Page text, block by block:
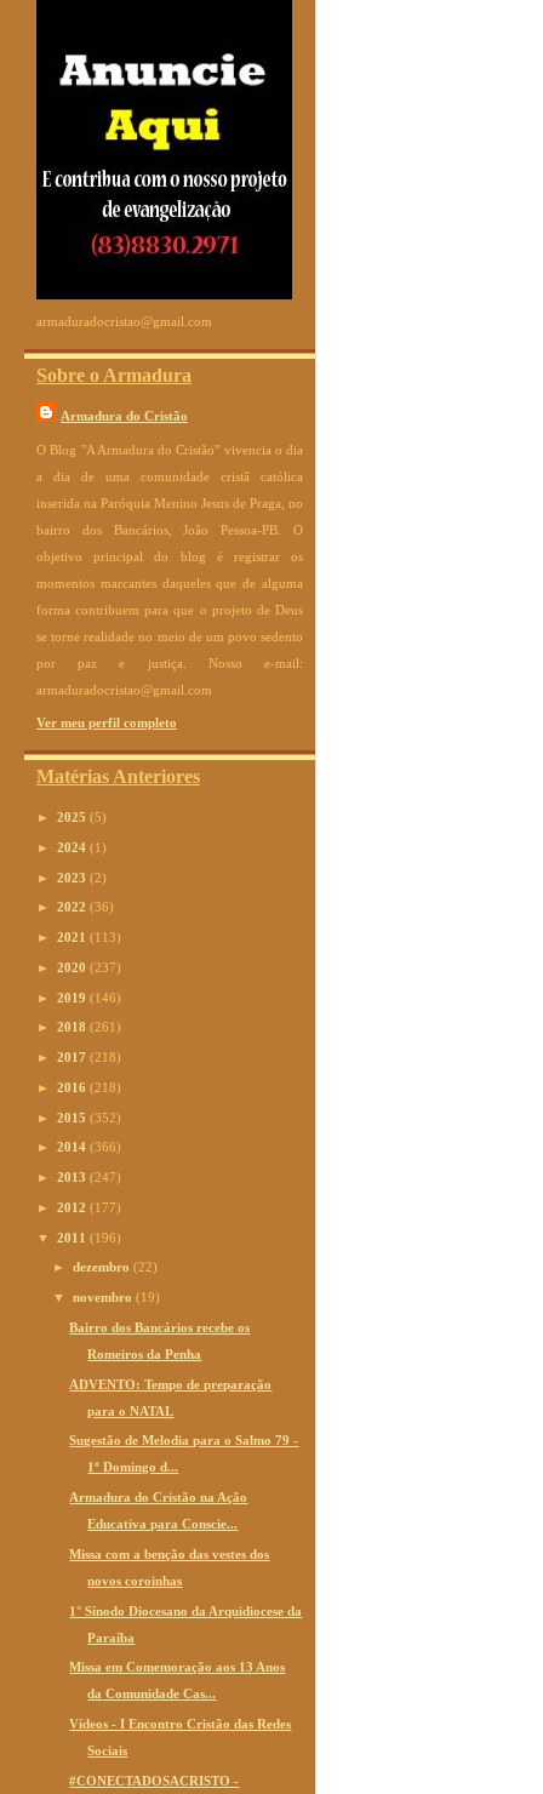
armaduradocristao@gmail.com
Sobre o Armadura
Armadura do Cristão
O Blog "A Armadura do Cristão" vivencia o dia
a dia de uma comunidade cristã católica
inserida na Paróquia Menino Jesus de Praga, no
bairro dos Bancários, João Pessoa-PB. O
objetivo principal do blog é registrar os
momentos marcantes daqueles que de alguma
forma contribuem para que o projeto de Deus
se torne realidade no meio de um povo sedento
por paz e justiça. Nosso e-mail:
armaduradocristao@gmail.com
Ver meu perfil completo
Matérias Anteriores
► 2025 (5)
► 2024 (1)
► 2023 (2)
► 2022 (36)
► 2021 (113)
► 2020 (237)
► 2019 (146)
► 2018 (261)
► 2017 (218)
► 2016 (218)
► 2015 (352)
► 2014 (366)
► 2013 (247)
► 2012 (177)
▼ 2011 (196)
►dezembro(22)
▼novembro(19)
Bairro dos Bancários recebe os
Romeiros da Penha
ADVENTO: Tempo de preparação
para o NATAL
Sugestão de Melodia para o Salmo 79 -
1º Domingo d...
Armadura do Cristão na Ação
Educativa para Conscie...
Missa com a benção das vestes dos
novos coroinhas
1° Sínodo Diocesano da Arquidiocese da
Paraíba
Missa em Comemoração aos 13 Anos
da Comunidade Cas...
Vídeos - I Encontro Cristão das Redes
Sociais
#CONECTADOSACRISTO -